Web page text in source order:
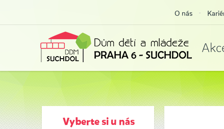
O nás
Vyberte si u nás